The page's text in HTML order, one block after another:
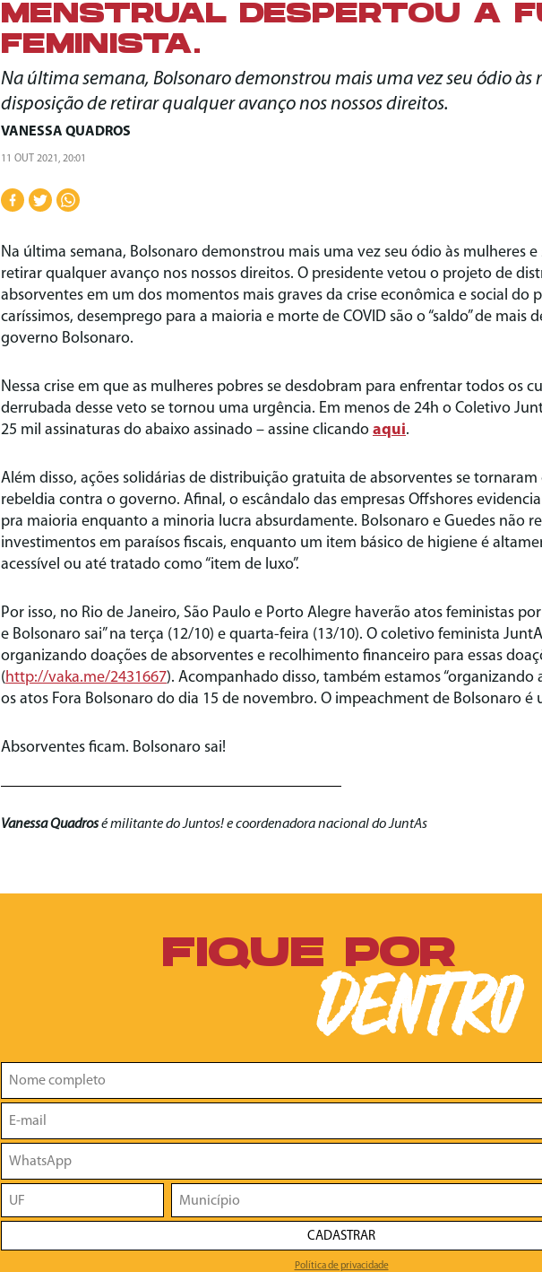
MENSTRUAL DESPERTOU A
FEMINISTA.
Na última semana, Bolsonaro demonstrou mais uma vez seu ódio às
disposição de retirar qualquer avanço nos nossos direitos.
VANESSA QUADROS
11 OUT 2021, 20:01
Na última semana, Bolsonaro demonstrou mais uma vez seu ódio às mulheres e
retirar qualquer avanço nos nossos direitos. O presidente vetou o projeto de
absorventes em um dos momentos mais graves da crise econômica e social do
caríssimos, desemprego para a maioria e morte de COVID são o “saldo” de mais
governo Bolsonaro.
Nessa crise em que as mulheres pobres se desdobram para enfrentar todos os
derrubada desse veto se tornou uma urgência. Em menos de 24h o Coletivo
25 mil assinaturas do abaixo assinado – assine clicando aqui.
Além disso, ações solidárias de distribuição gratuita de absorventes se
rebeldia contra o governo. Afinal, o escândalo das empresas Offshores
pra maioria enquanto a minoria lucra absurdamente. Bolsonaro e Guedes não
investimentos em paraísos fiscais, enquanto um item básico de higiene é
acessível ou até tratado como “item de luxo”.
Por isso, no Rio de Janeiro, São Paulo e Porto Alegre haverão atos feministas
e Bolsonaro sai” na terça (12/10) e quarta-feira (13/10). O coletivo feminista
organizando doações de absorventes e recolhimento financeiro para essas
(http://vaka.me/2431667). Acompanhado disso, também estamos “organizando
os atos Fora Bolsonaro do dia 15 de novembro. O impeachment de Bolsonaro é
Absorventes ficam. Bolsonaro sai!
Vanessa Quadrosé militante do Juntos! e coordenadora nacional do JuntAs
FIQUE POR
DENTRO
CADASTRAR
Política de privacidade